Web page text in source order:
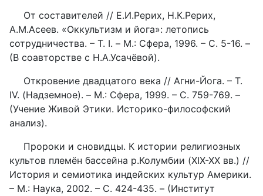
От составителей // Е.И.Рерих, Н.К.Рерих,
А.М.Асеев. «Оккультизм и йога»: летопись
сотрудничества. – Т. I. – М.: Сфера, 1996. – С. 5-16. –
(В соавторстве с Н.А.Усачёвой).
Откровение двадцатого века // Агни-Йога. – Т.
IV. (Надземное). – М.: Сфера, 1999. – С. 759-769. –
(Учение Живой Этики. Историко-философский
анализ).
Пророки и сновидцы. К истории религиозных
культов племён бассейна р.Колумбии (XIX-XX вв.) //
История и семиотика индейских культур Америки.
– М.: Наука, 2002. – С. 424-435. – (Институт